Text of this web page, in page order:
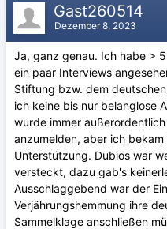
Gast260514
Dezember 8, 2023
Ja, ganz genau. Ich habe >
ein paar Interviews
Stiftung bzw. dem
ich keine bis nur belanglose
wurde immer
anzumelden, aber ich
Unterstützung. Dubios war
versteckt, dazu gab's
Ausschlaggebend war der
Verjährungshemmung ihre
Sammelklage anschließen